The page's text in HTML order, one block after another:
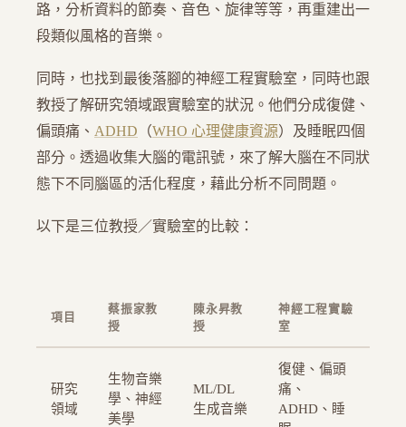
路，分析資料的節奏、音色、旋律等等，再重建出一
段類似風格的音樂。
同時，也找到最後落腳的神經工程實驗室，同時也跟
教授了解研究領域跟實驗室的狀況。他們分成復健、
偏頭痛、 ADHD （WHO 心理健康資源）及睡眠四個
部分。透過收集大腦的電訊號，來了解大腦在不同狀
態下不同腦區的活化程度，藉此分析不同問題。
以下是三位教授／實驗室的比較：
項目
蔡振家教
授
陳永昇教
授
神經工程實驗
室
研究
領域
生物音樂
學、神經
美學
ML/DL
生成音樂
復健、偏頭
痛、
ADHD、睡